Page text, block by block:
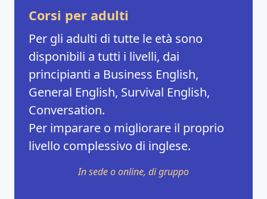
Corsi per adulti
Per gli adulti di tutte le età sono
disponibili a tutti i livelli, dai
principianti a Business English,
General English, Survival English,
Conversation.
Per imparare o migliorare il proprio
livello complessivo di inglese.
In sede o online, di gruppo